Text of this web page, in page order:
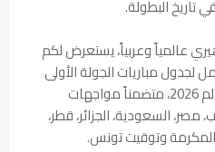
عالمياً وعربياً، يستعرض لكم
لجدول مباريات الجولة الأولى
من دور المجموعات لكأس العالم 2026، متضمناً مواجهات
مصر، السعودية، الجزائر، قطر،
المكرمة وتوقيت تونس.